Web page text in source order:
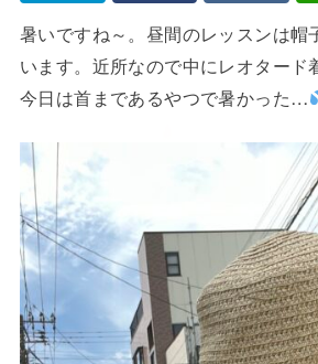
暑いですね～。昼間のレッスンは帽
います。近所なので中にレオタード
今日は首まであるやつで暑かった…